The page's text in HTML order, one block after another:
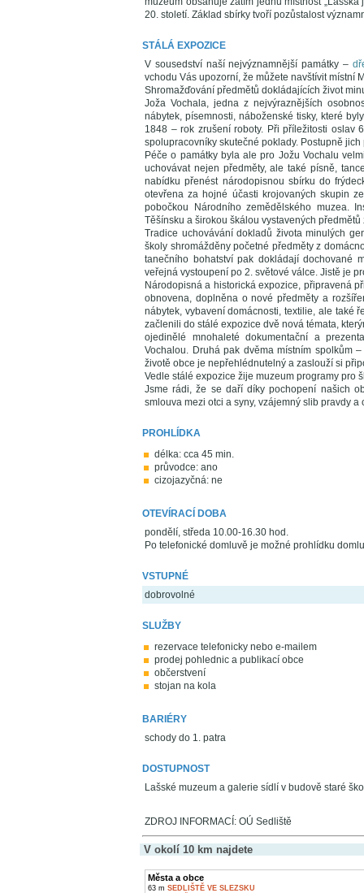
20. století. Základ sbírky tvoří pozůstalost
STÁLÁ EXPOZICE
V sousedství naší nejvýznamnější památky –
vchodu Vás upozorní, že můžete navštívit místní
Shromažďování předmětů dokládajících život
Joža Vochala, jedna z nejvýraznějších
nábytek, písemnosti, náboženské tisky, které
1848 – rok zrušení roboty. Při příležitosti oslav
spolupracovníky skutečné poklady. Postupně
Péče o památky byla ale pro Jožu Vochalu
uchovávat nejen předměty, ale také písně,
nabídku přenést národopisnou sbírku do
otevřena za hojné účasti krojovaných skupin
pobočkou Národního zemědělského muzea.
Těšínsku a širokou škálou vystavených
Tradice uchovávání dokladů života minulých
školy shromážděny početné předměty z
tanečního bohatství pak dokládají dochované
veřejná vystoupení po 2. světové válce. Jistě je
Národopisná a historická expozice, připravená
obnovena, doplněna o nové předměty a
nábytek, vybavení domácnosti, textilie, ale také
začlenili do stálé expozice dvě nová témata,
ojedinělé mnohaleté dokumentační a
Vochalou. Druhá pak dvěma místním spolkům
životě obce je nepřehlédnutelný a zaslouží si
Vedle stálé expozice žije muzeum programy pro
Jsme rádi, že se daří díky pochopení našich
smlouva mezi otci a syny, vzájemný slib pravdy a
PROHLÍDKA
délka: cca 45 min.
průvodce: ano
cizojazyčná: ne
OTEVÍRACÍ DOBA
pondělí, středa 10.00-16.30 hod.
Po telefonické domluvě je možné prohlídku
VSTUPNÉ
dobrovolné
SLUŽBY
rezervace telefonicky nebo e-mailem
prodej pohlednic a publikací obce
občerstvení
stojan na kola
BARIÉRY
schody do 1. patra
DOSTUPNOST
Lašské muzeum a galerie sídlí v budově staré
ZDROJ INFORMACÍ: OÚ Sedliště
V okolí 10 km najdete
Města a obce
63 m SEDLIŠTĚ VE SLEZSKU